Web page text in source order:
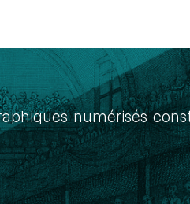
numérisés